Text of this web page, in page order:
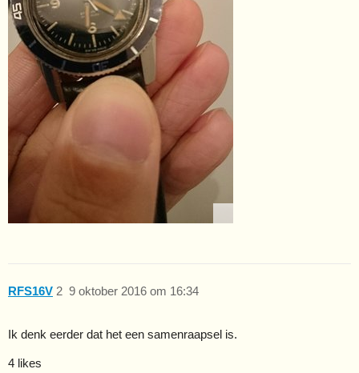
RFS16V 9 oktober 2016 om 16:34
2
Ik denk eerder dat het een samenraapsel is.
4 likes